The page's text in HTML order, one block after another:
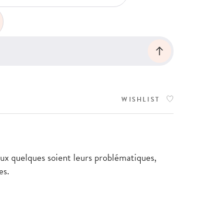
WISHLIST
quelques soient leurs problématiques,